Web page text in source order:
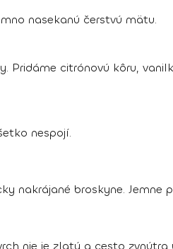
nasekanú čerstvú mätu.
Pridáme citrónovú kôru,
nespojí.
nakrájané broskyne. Jemne